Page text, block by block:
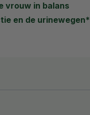
vrouw in balans
en de urinewegen*
19,96 per stuk